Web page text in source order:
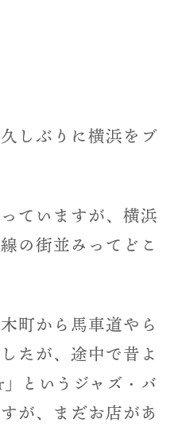
しぶりに横浜をブ
ていますが、横浜
の街並みってどこ
町から馬車道やら
たが、途中で昔よ
」というジャズ・バ
が、まだお店があ